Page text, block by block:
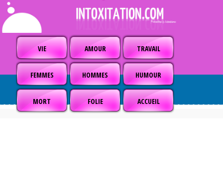
VIE AMOUR TRAVAIL
FEMMES HOMMES HUMOUR
MORT FOLIE ACCUEIL